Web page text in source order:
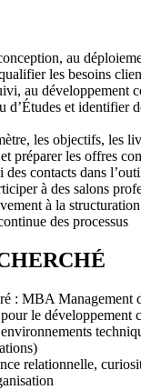
au
les besoins
au développement
d’Études et identifier
les objectifs, les
préparer les offres
des contacts dans
à des salons
à la
des processus
: MBA
le développement
relationnelle,